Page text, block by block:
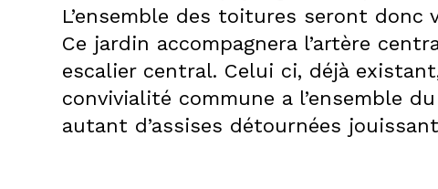
L’ensemble des toitures seront donc
Ce jardin accompagnera l’artère
escalier central. Celui ci, déjà
convivialité commune a l’ensemble
autant d’assises détournées